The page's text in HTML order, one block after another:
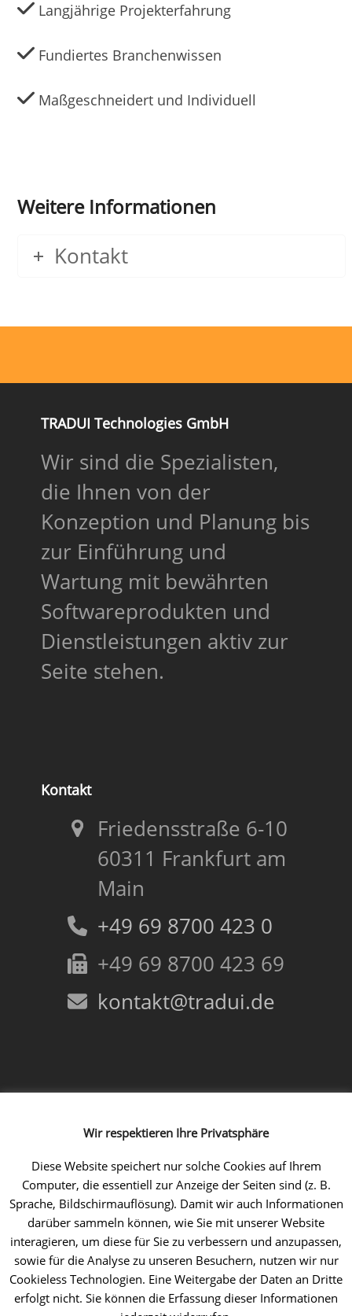
Langjährige Projekterfahrung
Fundiertes Branchenwissen
Maßgeschneidert und Individuell
Weitere Informationen
Kontakt
TRADUI Technologies GmbH
Wir sind die Spezialisten,
die Ihnen von der
Konzeption und Planung bis
zur Einführung und
Wartung mit bewährten
Softwareprodukten und
Dienstleistungen aktiv zur
Seite stehen.
Kontakt
Friedensstraße 6-10
60311 Frankfurt am
Main
+49 69 8700 423 0
+49 69 8700 423 69
kontakt@tradui.de
Facebook
Instagram
LinkedIn
XingYouTube
Wir respektieren Ihre Privatsphäre
Diese Website speichert nur solche Cookies auf Ihrem
Computer, die essentiell zur Anzeige der Seiten sind (z. B.
Sprache, Bildschirmauflösung). Damit wir auch Informationen
darüber sammeln können, wie Sie mit unserer Website
interagieren, um diese für Sie zu verbessern und anzupassen,
sowie für die Analyse zu unseren Besuchern, nutzen wir nur
Cookieless Technologien. Eine Weitergabe der Daten an Dritte
erfolgt nicht. Sie können die Erfassung dieser Informationen